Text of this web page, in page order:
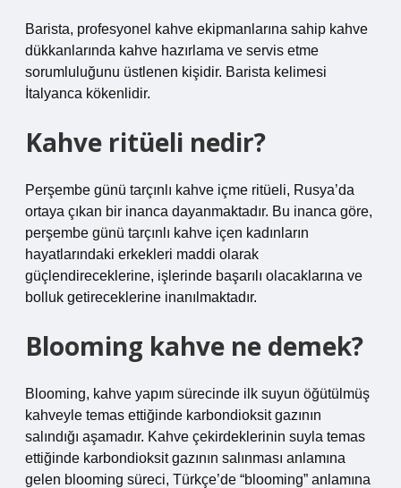
Barista, profesyonel kahve ekipmanlarına sahip kahve
dükkanlarında kahve hazırlama ve servis etme
sorumluluğunu üstlenen kişidir. Barista kelimesi
İtalyanca kökenlidir.
Kahve ritüeli nedir?
Perşembe günü tarçınlı kahve içme ritüeli, Rusya’da
ortaya çıkan bir inanca dayanmaktadır. Bu inanca göre,
perşembe günü tarçınlı kahve içen kadınların
hayatlarındaki erkekleri maddi olarak
güçlendireceklerine, işlerinde başarılı olacaklarına ve
bolluk getireceklerine inanılmaktadır.
Blooming kahve ne demek?
Blooming, kahve yapım sürecinde ilk suyun öğütülmüş
kahveyle temas ettiğinde karbondioksit gazının
salındığı aşamadır. Kahve çekirdeklerinin suyla temas
ettiğinde karbondioksit gazının salınması anlamına
gelen blooming süreci, Türkçe’de “blooming” anlamına